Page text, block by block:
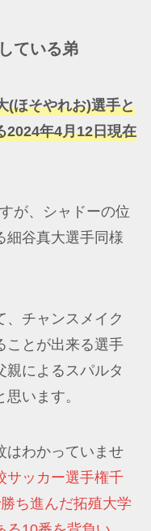
ている弟
(ほそやれお)選手と
2024年4月12日現在
が、シャドーの位
細谷真大選手同様
、チャンスメイク
ことが出来る選手
親によるスパルタ
います。
はわかっていませ
サッカー選手権千
ち進んだ拓殖大学